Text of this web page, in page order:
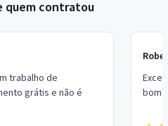
quem contratou
trabalho de
grátis e não é
bom